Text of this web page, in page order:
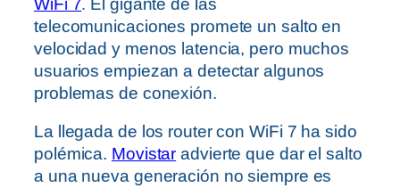
WiFi 7. El gigante de las
telecomunicaciones promete un salto en
velocidad y menos latencia, pero muchos
usuarios empiezan a detectar algunos
problemas de conexión.
La llegada de los router con WiFi 7 ha sido
polémica. Movistar advierte que dar el salto
a una nueva generación no siempre es